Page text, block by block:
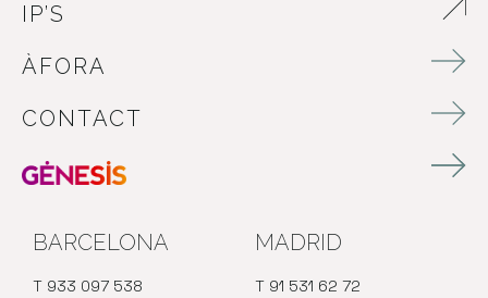
IP’S
ÀFORA
CONTACT
BARCELONA
T 933 097 538
MADRID
T 91 531 62 72